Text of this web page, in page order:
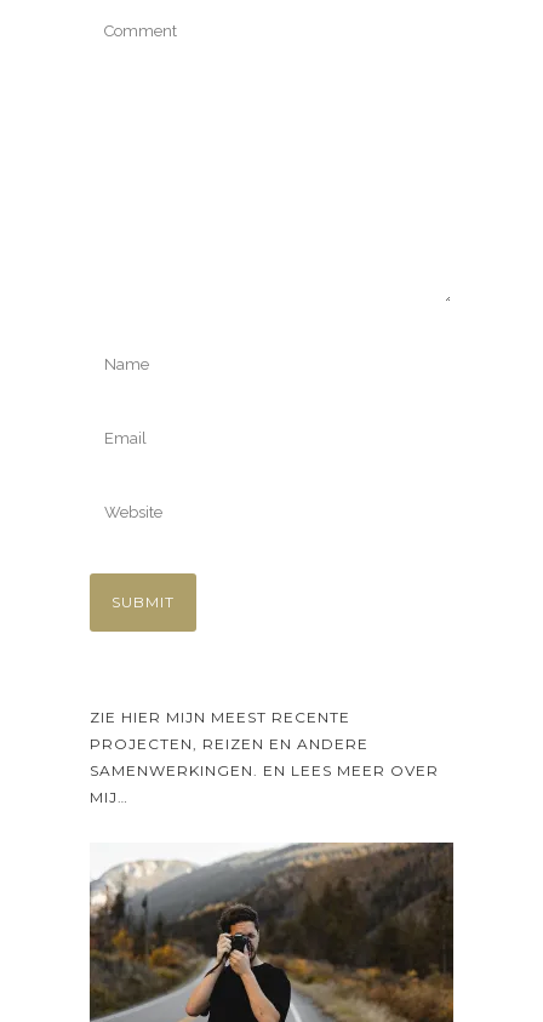
ZIE HIER MIJN MEEST RECENTE
PROJECTEN, REIZEN EN ANDERE
SAMENWERKINGEN. EN LEES MEER OVER
MIJ…